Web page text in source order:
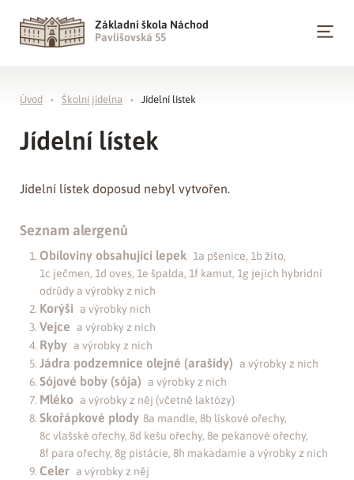
Základní škola Náchod
Pavlišovská 55
Úvod Školní jídelna Jídelní lístek
Jídelní lístek
Jídelní lístek doposud nebyl vytvořen.
Seznam alergenů
Obiloviny obsahující lepek 1a pšenice, 1b žito,
1c ječmen, 1d oves, 1e špalda, 1f kamut, 1g jejich hybridní
odrůdy a výrobky z nich
Korýši a výrobky nich
Vejce a výrobky z nich
Ryby a výrobky z nich
Jádra podzemnice olejné (arašídy) a výrobky z nich
Sójové boby (sója) a výrobky z nich
Mléko a výrobky z něj (včetně laktózy)
Skořápkové plody 8a mandle, 8b lískové ořechy,
8c vlašské ořechy, 8d kešu ořechy, 8e pekanové ořechy,
8f para ořechy, 8g pistácie, 8h makadamie a výrobky z nich
Celer a výrobky z něj